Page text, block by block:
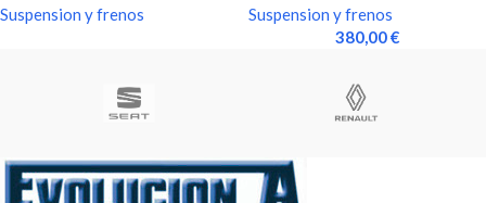
Suspension y frenos
Suspension y frenos
380,00€